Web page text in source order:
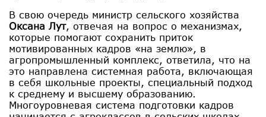
В свою очередь министр сельского хозяйства
Оксана Лут, отвечая на вопрос о механизмах,
которые помогают сохранить приток
мотивированных кадров «на землю», в
агропромышленный комплекс, ответила, что на
это направлена системная работа, включающая
в себя школьные проекты, специальный подход
к среднему и высшему образованию.
Многоуровневая система подготовки кадров